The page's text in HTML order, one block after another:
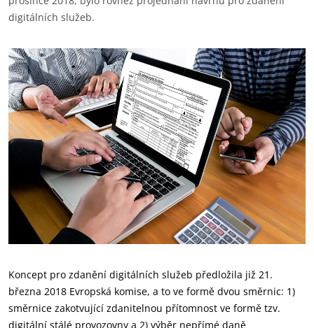
digitálních služeb.
Koncept pro zdanění digitálních služeb předložila již 21.
března 2018 Evropská komise, a to ve formě dvou směrnic: 1)
směrnice zakotvující zdanitelnou přítomnost ve formě tzv.
digitální stálé provozovny a 2) výběr nepřímé daně